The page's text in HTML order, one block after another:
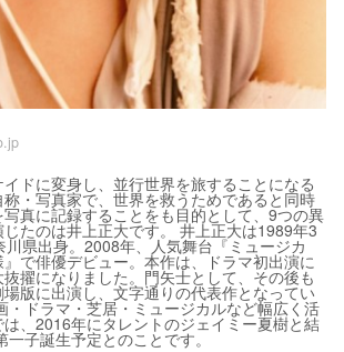
ドに変身し、並行世界を旅することになる
・写真家で、世界を救うためであると同時
真に記録することをも目的として、9つの異
たのは井上正大です。 井上正大は1989年3
川県出身。2008年、人気舞台『ミュージカ
で俳優デビュー。本作は、ドラマ初出演に
擢になりました。門矢士として、その後も
版に出演し、文字通りの代表作となってい
・ドラマ・芝居・ミュージカルなど幅広く活
、2016年にタレントのジェイミー夏樹と結
子誕生予定とのことです。